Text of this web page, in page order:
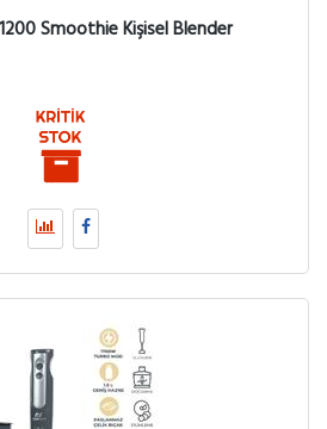
Smoothie Kişisel Blender